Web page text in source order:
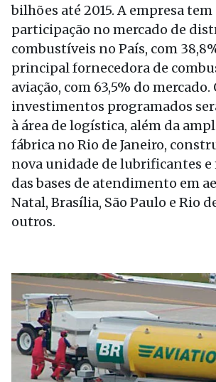
bilhões até 2015. A empresa
participação no mercado de
combustíveis no País, com
principal fornecedora de
aviação, com 63,5% do mercado.
investimentos programados
à área de logística, além da
fábrica no Rio de Janeiro,
nova unidade de lubrificantes e
das bases de atendimento em
Natal, Brasília, São Paulo e Rio
outros.